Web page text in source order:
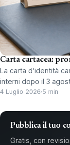
Carta cartacea:
La carta d’identità
interni dopo il 3
4 Luglio 2026 5 min
Pubblica il tuo
Gratis, con